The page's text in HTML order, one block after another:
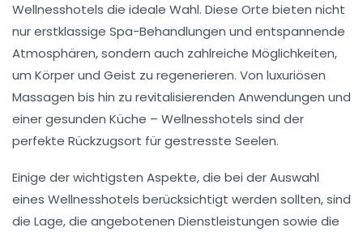
Wellnesshotels die ideale Wahl. Diese Orte bieten nicht
nur erstklassige Spa-Behandlungen und entspannende
Atmosphären, sondern auch zahlreiche Möglichkeiten,
um Körper und Geist zu regenerieren. Von luxuriösen
Massagen bis hin zu revitalisierenden Anwendungen und
einer gesunden Küche – Wellnesshotels sind der
perfekte Rückzugsort für gestresste Seelen.
Einige der wichtigsten Aspekte, die bei der Auswahl
eines Wellnesshotels berücksichtigt werden sollten, sind
die Lage, die angebotenen Dienstleistungen sowie die